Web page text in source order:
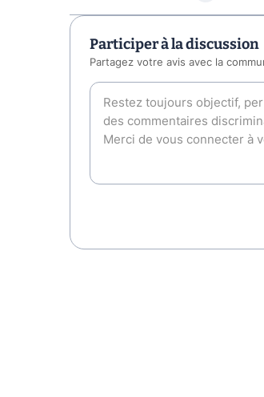
Participer à la discussion
Partagez votre avis avec la